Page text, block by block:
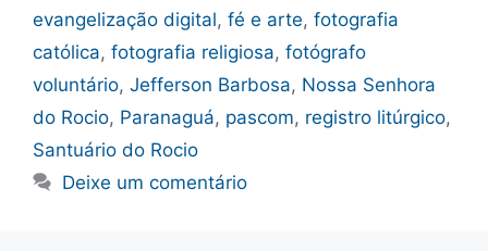
evangelização digital, fé e arte, fotografia
católica, fotografia religiosa, fotógrafo
voluntário, Jefferson Barbosa, Nossa Senhora
do Rocio, Paranaguá, pascom, registro litúrgico,
Santuário do Rocio
Deixe um comentário